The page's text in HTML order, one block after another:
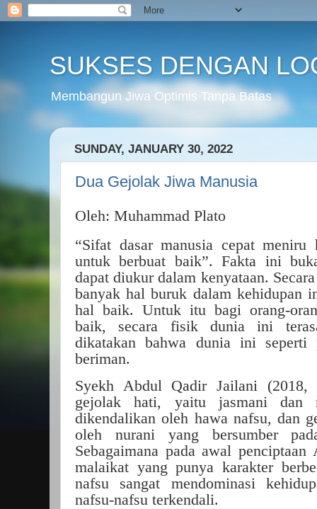
SUKSES DENGAN
Membangun Jiwa Optimis Tanpa Batas
SUNDAY, JANUARY 30, 2022
Dua Gejolak Jiwa Manusia
Oleh: Muhammad Plato
“Sifat dasar manusia cepat
untuk berbuat baik”. Fakta ini
dapat diukur dalam kenyataan.
banyak hal buruk dalam kehidupan
hal baik. Untuk itu bagi orang-
baik, secara fisik dunia ini
dikatakan bahwa dunia ini seperti
beriman.
Syekh Abdul Qadir Jailani
gejolak hati, yaitu jasmani dan
dikendalikan oleh hawa nafsu, dan
oleh nurani yang bersumber
Sebagaimana pada awal
malaikat yang punya karakter
nafsu sangat mendominasi
nafsu-nafsu terkendali.